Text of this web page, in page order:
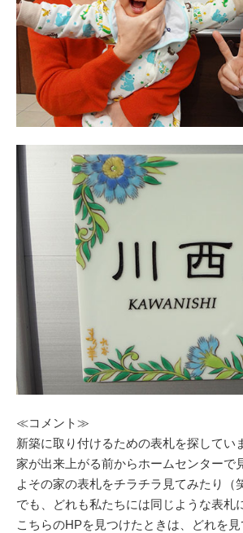
≪コメント≫
新築に取り付けるための表札を探してい
家が出来上がる前からホームセンターで
よその家の表札をチラチラ見てみたり（
でも、どれも私たちには同じような表札
こちらのHPを見つけたときは、どれを